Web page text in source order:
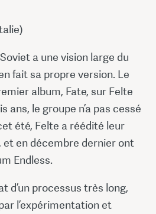
a une vision large du
fait sa propre version. Le
album, Fate, sur Felte
ans, le groupe n’a pas cessé
été, Felte a réédité leur
et en décembre dernier ont
Endless.
d’un processus très long,
l’expérimentation et